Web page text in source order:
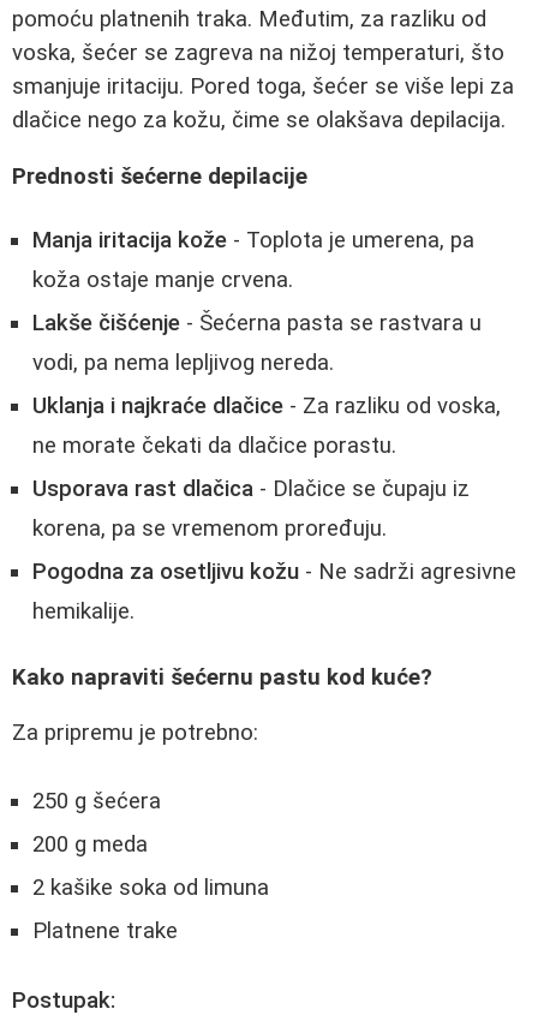
pomoću platnenih traka. Međutim, za razliku od
voska, šećer se zagreva na nižoj temperaturi, što
smanjuje iritaciju. Pored toga, šećer se više lepi za
dlačice nego za kožu, čime se olakšava depilacija.
Prednosti šećerne depilacije
Manja iritacija kože - Toplota je umerena, pa
koža ostaje manje crvena.
Lakše čišćenje - Šećerna pasta se rastvara u
vodi, pa nema lepljivog nereda.
Uklanja i najkraće dlačice - Za razliku od voska,
ne morate čekati da dlačice porastu.
Usporava rast dlačica - Dlačice se čupaju iz
korena, pa se vremenom proređuju.
Pogodna za osetljivu kožu - Ne sadrži agresivne
hemikalije.
Kako napraviti šećernu pastu kod kuće?
Za pripremu je potrebno:
250 g šećera
200 g meda
2 kašike soka od limuna
Platnene trake
Postupak: